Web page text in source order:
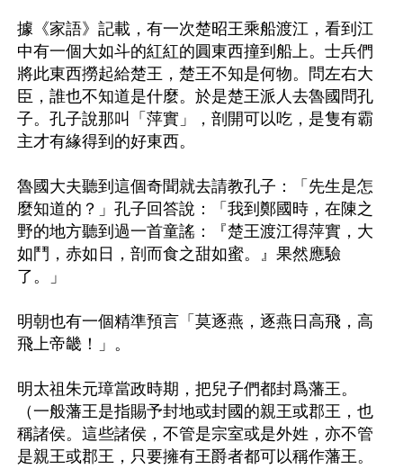
據《家語》記載，有一次楚昭王乘船渡江，看到江
中有一個大如斗的紅紅的圓東西撞到船上。士兵們
將此東西撈起給楚王，楚王不知是何物。問左右大
臣，誰也不知道是什麼。於是楚王派人去魯國問孔
子。孔子說那叫「萍實」，剖開可以吃，是隻有霸
主才有緣得到的好東西。
魯國大夫聽到這個奇聞就去請教孔子：「先生是怎
麼知道的？」孔子回答說：「我到鄭國時，在陳之
野的地方聽到過一首童謠：『楚王渡江得萍實，大
如鬥，赤如日，剖而食之甜如蜜。』果然應驗
了。」
明朝也有一個精準預言「莫逐燕，逐燕日高飛，高
飛上帝畿！」。
明太祖朱元璋當政時期，把兒子們都封爲藩王。
（一般藩王是指賜予封地或封國的親王或郡王，也
稱諸侯。這些諸侯，不管是宗室或是外姓，亦不管
是親王或郡王，只要擁有王爵者都可以稱作藩王。